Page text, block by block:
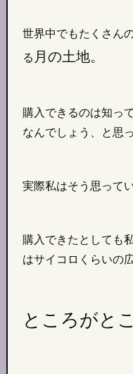
世界中でもたくさん
る 月の土地。
購入できるのは知っ
なんでしょう、と思
実際私はそう思って
購入できたとしても
はサイコロくらいの
ところがと